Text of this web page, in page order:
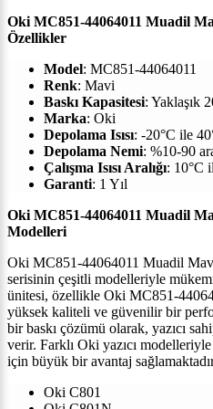
Oki MC851-44064011 Muadil
Özellikler
Model: MC851-44064011
Renk: Mavi
Baskı Kapasitesi: Yaklaşık
Marka: Oki
Depolama Isısı: -20°C ile
Depolama Nemi: %10-90
Çalışma Isısı Aralığı: 10°C
Garanti: 1 Yıl
Oki MC851-44064011 Muadil
Modelleri
Oki MC851-44064011 Muadil
serisinin çeşitli modelleriyle
ünitesi, özellikle Oki MC851-
yüksek kaliteli ve güvenilir bir
bir baskı çözümü olarak, yazıcı
verir. Farklı Oki yazıcı
için büyük bir avantaj
Oki C801